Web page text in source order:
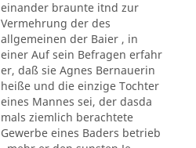
einander braunte itnd zur
Vermehrung der des
allgemeinen der Baier , in
einer Auf sein Befragen erfahr
er, daß sie Agnes Bernauerin
heiße und die einzige Tochter
eines Mannes sei, der dasda
mals ziemlich berachtete
Gewerbe eines Baders betrieb